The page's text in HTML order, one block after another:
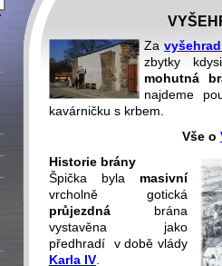
Za
zbytky
mohutná
najdeme
kavárničku s krbem.
Vše o
Historie brány
Špička byla masivní
vrcholně gotická
průjezdná brána
vystavěna jako
předhradí v době vlády
Karla IV